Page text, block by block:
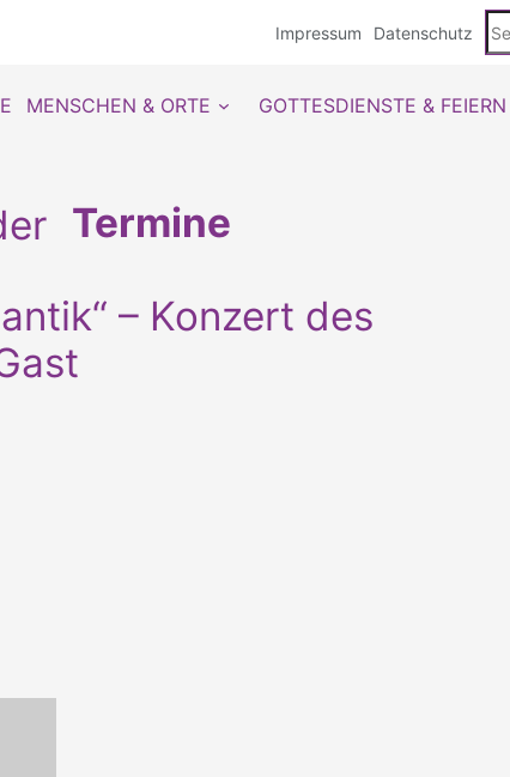
Impressum Datenschutz
MENSCHEN & ORTE GOTTESDIENSTE & FEIERN
Termine
– Konzert des